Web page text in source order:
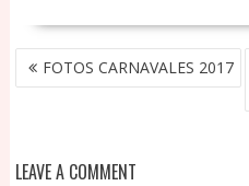
NAVEGACIÓN
DE FOTOS CARNAVALES 2017
LEAVE A COMMENT